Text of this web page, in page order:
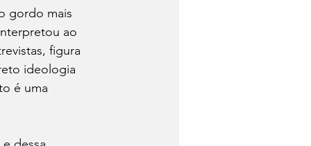
gordo mais
ao
figura
ideologia
é uma